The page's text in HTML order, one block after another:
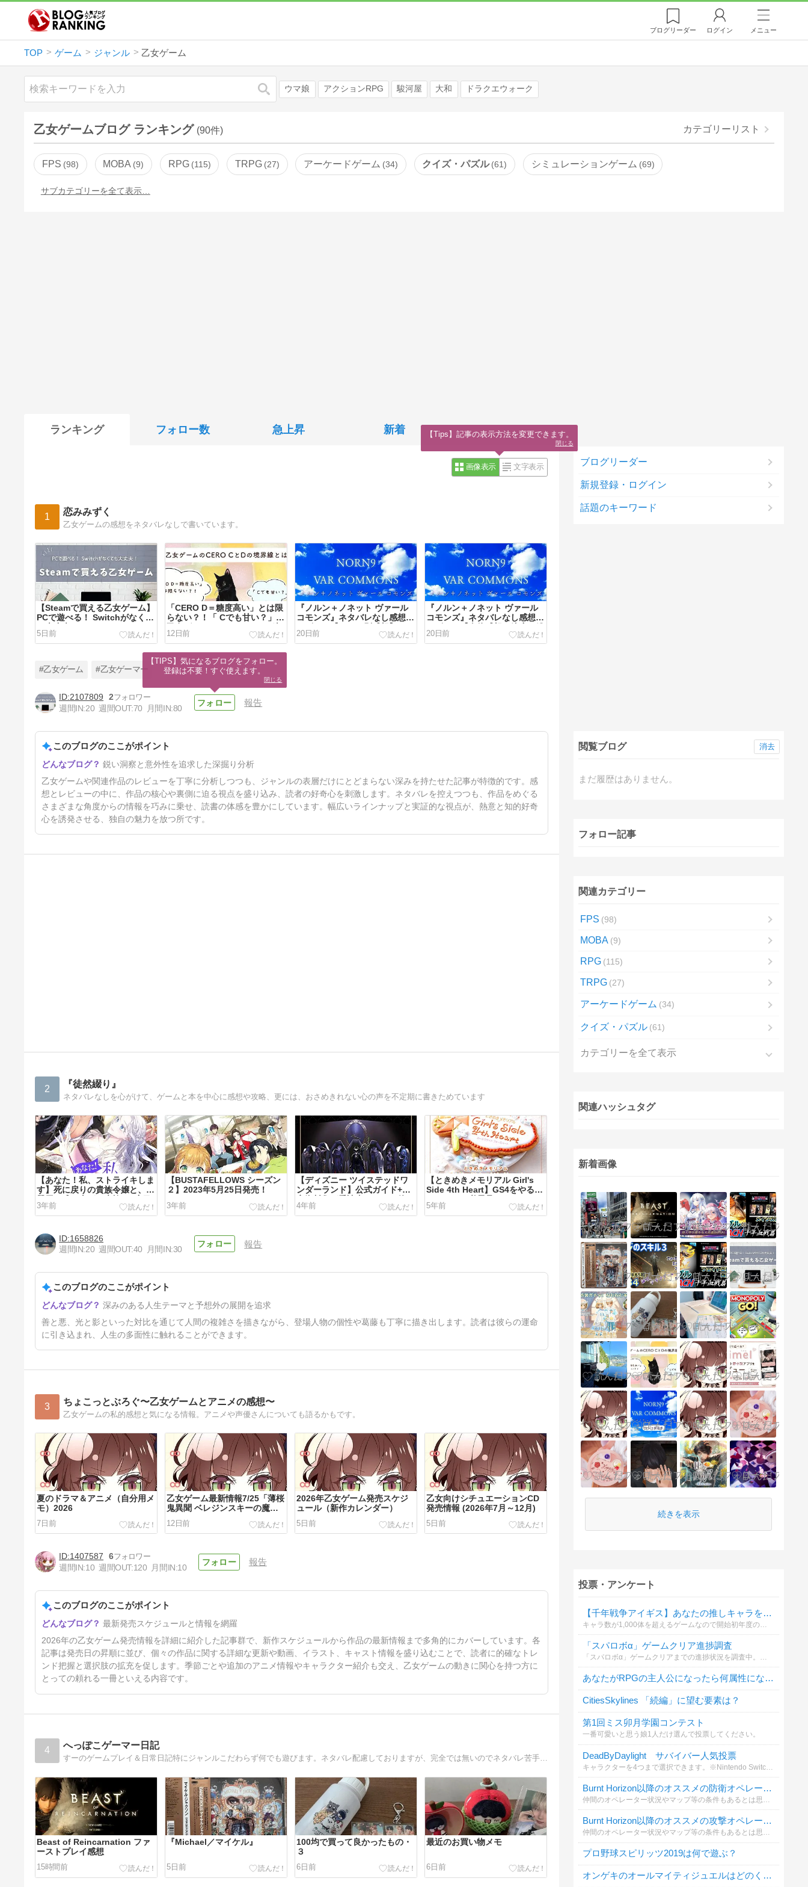
ブログリーダー ログイン メニュー
TOP ゲーム ジャンル 乙女ゲーム
検索 ウマ娘 アクションRPG 駿河屋 大和 ドラクエウォーク
乙女ゲームブログ ランキング (90件) カテゴリーリスト
FPS 98 MOBA 9 RPG 115 TRPG 27 アーケードゲーム 34 クイズ・パズル 61 シミュレーションゲーム 69
サブカテゴリーを全て表示…
ランキング フォロー数 急上昇 新着
画像表示 文字表示
1 恋みみずく
乙女ゲームの感想をネタバレなしで書いています。
【Steamで買える乙女ゲーム】
PCで遊べる！ Switchがなくて
も大丈夫！
5日前
「CERO D＝糖度高い」とは限
らない？！「 Cでも甘い？」～
乙女ゲームのCERO CとDの違
いとは～
12日前
『ノルン＋ノネット ヴァール
コモンズ』ネタバレなし感想・
レビュー【キャラ別感想】
20日前
『ノルン＋ノネット ヴァール
コモンズ』ネタバレなし感想・
レビュー【全体感想・糖度・総
評】
20日前
り、ものちぎ)』ネタバレなし
感想・レビュー
43日前
#乙女ゲーム #乙女ゲーマー
2107809
2
週間IN:20 週間OUT:70 月間IN:80
報告
このブログのここがポイント
鋭い洞察と意外性を追求した深掘り分析
乙女ゲームや関連作品のレビューを丁寧に分析しつつも、ジャンルの表層だけにとどまらない深みを持たせた記事が特徴的です。感
想とレビューの中に、作品の核心や裏側に迫る視点を盛り込み、読者の好奇心を刺激します。ネタバレを控えつつも、作品をめぐる
さまざまな角度からの情報を巧みに乗せ、読書の体感を豊かにしています。幅広いラインナップと実証的な視点が、熱意と知的好奇
心を誘発させる、独自の魅力を放つ所です。
2 『徒然綴り』
ネタバレなしを心がけて、ゲームと本を中心に感想や攻略、更には、おさめきれない心の声を不定期に書きためています
【あなた！私、ストライキしま
す】死に戻りの貴族令嬢と、不
器用な成り上がり貴族の2度目
の夫婦生活が思いのほか甘い
3年前
【BUSTAFELLOWS シーズン
２】2023年5月25日発売！
3年前
【ディズニー ツイステッドワ
ンダーランド】公式ガイド+設
定資料集が愛読書になった件
4年前
【ときめきメモリアル Girl's
Side 4th Heart】GS4をやるに
あたっての必需品です
5年前
【終遠のヴィルシュ -
ErroR:salvation-】総評：限り
5年前
1658826
週間IN:20 週間OUT:40 月間IN:30
報告
このブログのここがポイント
深みのある人生テーマと予想外の展開を追求
善と悪、光と影といった対比を通じて人間の複雑さを描きながら、登場人物の個性や葛藤も丁寧に描き出します。読者は彼らの運命
に引き込まれ、人生の多面性に触れることができます。
3 ちょこっとぶろぐ〜乙女ゲームとアニメの感想〜
乙女ゲームの私的感想と気になる情報。アニメや声優さんについても語るかもです。
夏のドラマ＆アニメ（自分用メ
モ）2026
7日前
乙女ゲーム最新情報7/25「薄桜
鬼異聞 ベレジンスキーの魔
女」他
12日前
2026年乙女ゲーム発売スケジ
ュール（新作カレンダー）
5日前
乙女向けシチュエーションCD
発売情報 (2026年7月～12月)
5日前
BLCD 発売情報 (2026年7月～
12月)
5日前
1407587
6
週間IN:10 週間OUT:120 月間IN:10
報告
このブログのここがポイント
最新発売スケジュールと情報を網羅
2026年の乙女ゲーム発売情報を詳細に紹介した記事群で、新作スケジュールから作品の最新情報まで多角的にカバーしています。各
記事は発売日の昇順に並び、個々の作品に関する詳細な更新や動画、イラスト、キャスト情報を盛り込むことで、読者に的確なトレ
ンド把握と選択肢の拡充を促します。季節ごとや追加のアニメ情報やキャラクター紹介も交え、乙女ゲームの動きに関心を持つ方に
とっての頼れる一冊といえる内容です。
4 へっぽこゲーマー日記
Beast of Reincarnation ファ
ーストプレイ感想
15時間前
『Michael／マイケル』
5日前
100均で買って良かったもの・
３
6日前
最近のお買い物メモ
6日前
ブログリーダー
新規登録・ログイン
話題のキーワード
閲覧ブログ
まだ履歴はありません。
消去
フォロー記事
関連カテゴリー
FPS 98
MOBA 9
RPG 115
TRPG 27
アーケードゲーム 34
クイズ・パズル 61
カテゴリーを全て表示
関連ハッシュタグ
新着画像
続きを表示
投票・アンケート
【千年戦争アイギス】あなたの推しキャラを教えてください【2013年度編】
「スパロボα」ゲームクリア進捗調査
「スパロボα」ゲームクリアまでの進捗状況を調査中。あなたはどこまで進んだことがある？
あなたがRPGの主人公になったら何属性になりたい？
CitiesSkylines 「続編」に望む要素は？
第1回ミス卯月学園コンテスト
一番可愛いと思う娘1人だけ選んで投票してください。
DeadByDaylight サバイバー人気投票
Burnt Horizon以降のオススメの防衛オペレーターを選んでください
Burnt Horizon以降のオススメの攻撃オペレーターを選んでください
仲間のオペレーター状況やマップ等の条件もあるとは思いますが、自身が主にどのオペレーターを選択することが多いか、またこのオペがいるときはこのオペを選んでもらえると嬉しいなどの希望があれば記載願います。
プロ野球スピリッツ2019は何で遊ぶ？
オンゲキのオールマイティジュエルはどのくらい所持していますか？
【TIPS】気になるブログをフォロー。
登録は不要！すぐ使えます。
閉じる
【Tips】記事の表示方法を変更できます。
閉じる